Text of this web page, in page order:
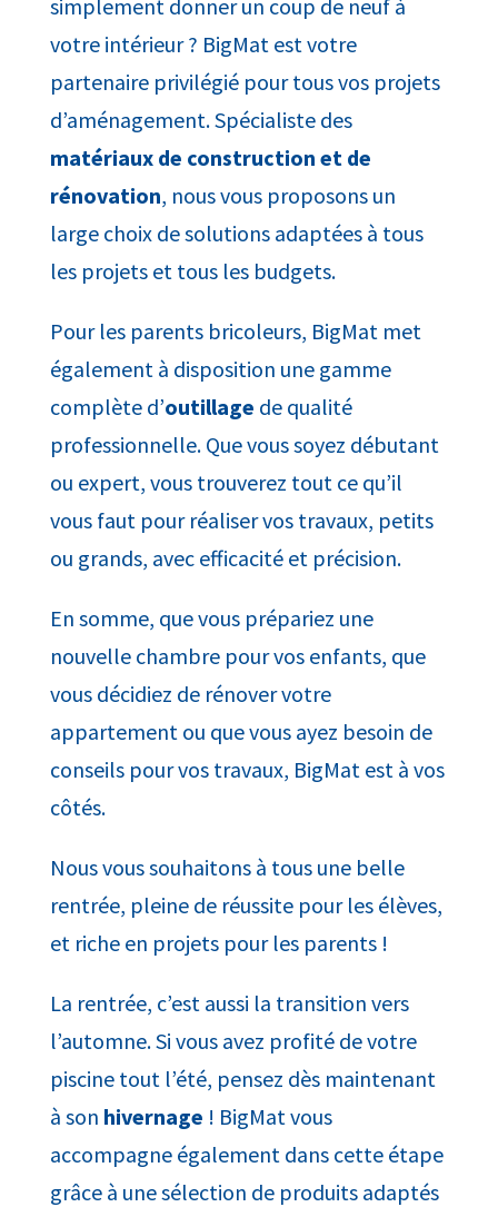
simplement donner un coup de neuf à
votre intérieur ? BigMat est votre
partenaire privilégié pour tous vos projets
d’aménagement. Spécialiste des
matériaux de construction et de
rénovation, nous vous proposons un
large choix de solutions adaptées à tous
les projets et tous les budgets.
Pour les parents bricoleurs, BigMat met
également à disposition une gamme
complète d’outillage de qualité
professionnelle. Que vous soyez débutant
ou expert, vous trouverez tout ce qu’il
vous faut pour réaliser vos travaux, petits
ou grands, avec efficacité et précision.
En somme, que vous prépariez une
nouvelle chambre pour vos enfants, que
vous décidiez de rénover votre
appartement ou que vous ayez besoin de
conseils pour vos travaux, BigMat est à vos
côtés.
Nous vous souhaitons à tous une belle
rentrée, pleine de réussite pour les élèves,
et riche en projets pour les parents !
La rentrée, c’est aussi la transition vers
l’automne. Si vous avez profité de votre
piscine tout l’été, pensez dès maintenant
à son hivernage ! BigMat vous
accompagne également dans cette étape
grâce à une sélection de produits adaptés